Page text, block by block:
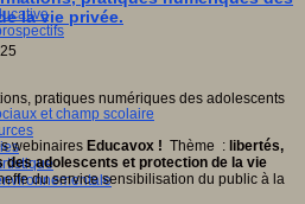
et champ scolaire
la vie privée.
webinaires Educavox ! Thème : libertés,
adolescents et protection de la vie
du service sensibilisation du public à la